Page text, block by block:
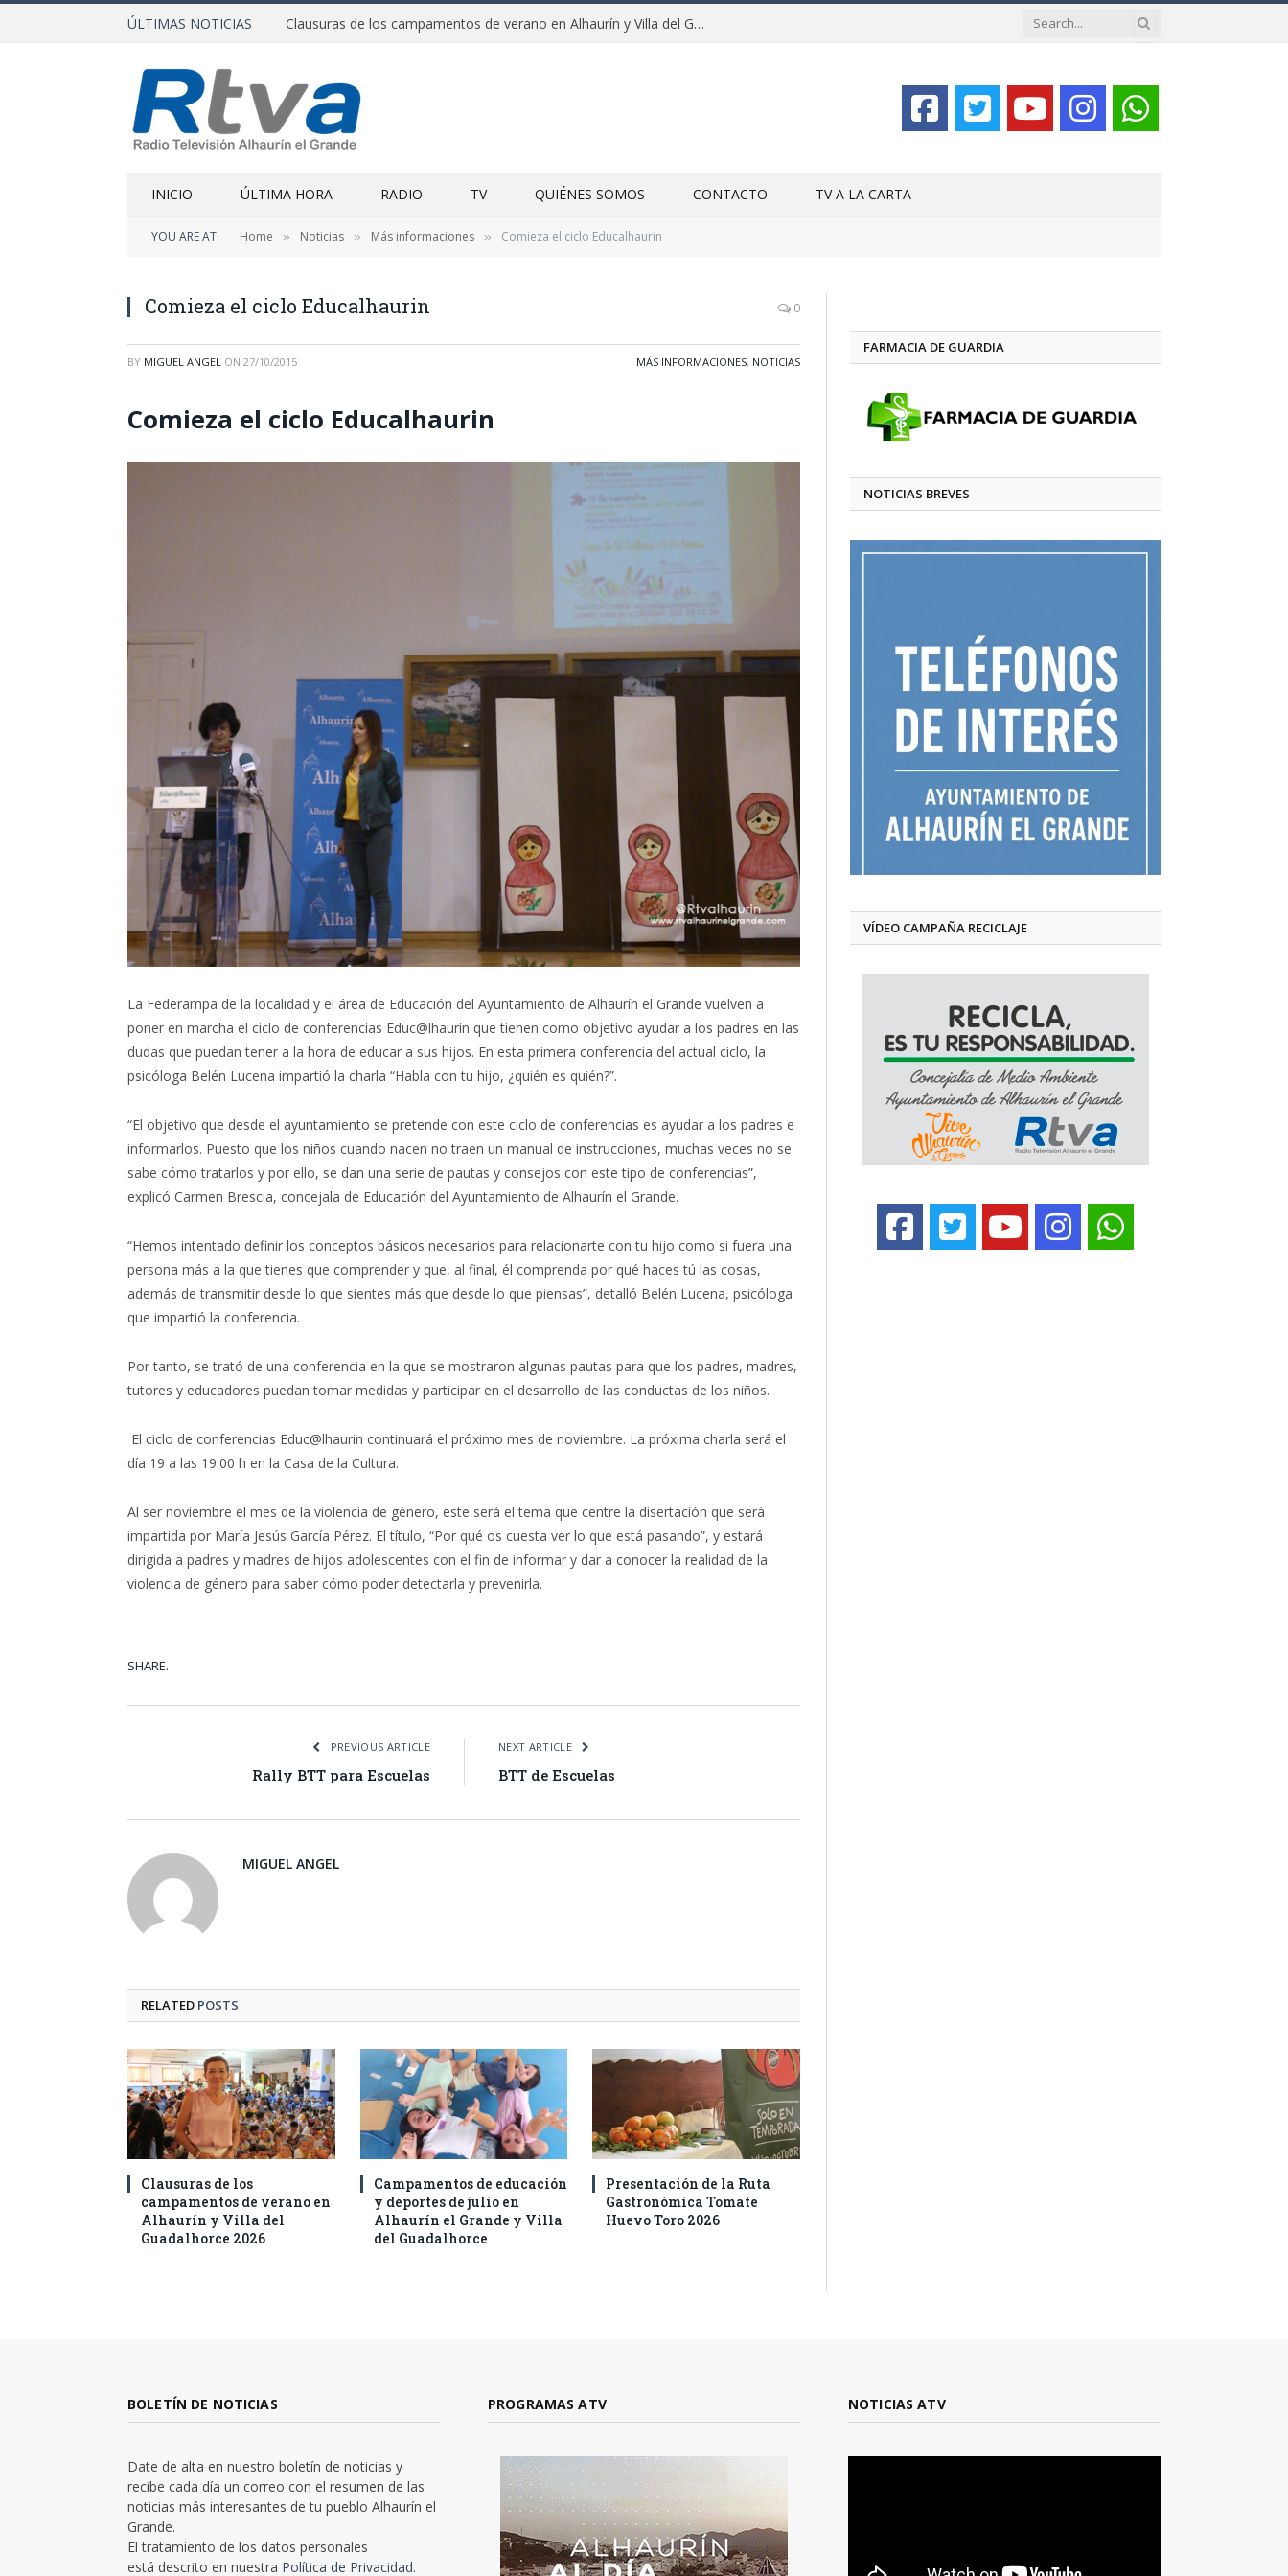
ÚLTIMAS NOTICIAS Clausuras de los campamentos de verano en Alhaurín y Villa del Guadalhorce 2026
INICIO ÚLTIMA HORA RADIO TV QUIÉNES SOMOS CONTACTO TV A LA CARTA
YOU ARE AT: Home » Noticias » Más informaciones » Comieza el ciclo Educalhaurin
Comieza el ciclo Educalhaurin 0
BY MIGUEL ANGEL ON 27/10/2015 MÁS INFORMACIONES, NOTICIAS
Comieza el ciclo Educalhaurin
La Federampa de la localidad y el área de Educación del Ayuntamiento de Alhaurín el Grande vuelven a
poner en marcha el ciclo de conferencias Educ@lhaurín que tienen como objetivo ayudar a los padres en las
dudas que puedan tener a la hora de educar a sus hijos. En esta primera conferencia del actual ciclo, la
psicóloga Belén Lucena impartió la charla “Habla con tu hijo, ¿quién es quién?”.
“El objetivo que desde el ayuntamiento se pretende con este ciclo de conferencias es ayudar a los padres e
informarlos. Puesto que los niños cuando nacen no traen un manual de instrucciones, muchas veces no se
sabe cómo tratarlos y por ello, se dan una serie de pautas y consejos con este tipo de conferencias”,
explicó Carmen Brescia, concejala de Educación del Ayuntamiento de Alhaurín el Grande.
“Hemos intentado definir los conceptos básicos necesarios para relacionarte con tu hijo como si fuera una
persona más a la que tienes que comprender y que, al final, él comprenda por qué haces tú las cosas,
además de transmitir desde lo que sientes más que desde lo que piensas”, detalló Belén Lucena, psicóloga
que impartió la conferencia.
Por tanto, se trató de una conferencia en la que se mostraron algunas pautas para que los padres, madres,
tutores y educadores puedan tomar medidas y participar en el desarrollo de las conductas de los niños.
El ciclo de conferencias Educ@lhaurin continuará el próximo mes de noviembre. La próxima charla será el
día 19 a las 19.00 h en la Casa de la Cultura.
Al ser noviembre el mes de la violencia de género, este será el tema que centre la disertación que será
impartida por María Jesús García Pérez. El título, “Por qué os cuesta ver lo que está pasando”, y estará
dirigida a padres y madres de hijos adolescentes con el fin de informar y dar a conocer la realidad de la
violencia de género para saber cómo poder detectarla y prevenirla.
SHARE.
PREVIOUS ARTICLE
Rally BTT para Escuelas
NEXT ARTICLE
BTT de Escuelas
MIGUEL ANGEL
RELATED POSTS
Clausuras de los
campamentos de verano en
Alhaurín y Villa del
Guadalhorce 2026
Campamentos de educación
y deportes de julio en
Alhaurín el Grande y Villa
del Guadalhorce
Presentación de la Ruta
Gastronómica Tomate
Huevo Toro 2026
FARMACIA DE GUARDIA
NOTICIAS BREVES
VÍDEO CAMPAÑA RECICLAJE
BOLETÍN DE NOTICIAS
Date de alta en nuestro boletín de noticias y
recibe cada día un correo con el resumen de las
noticias más interesantes de tu pueblo Alhaurín el
Grande.
El tratamiento de los datos personales
está descrito en nuestra Política de Privacidad.
PROGRAMAS ATV NOTICIAS ATV